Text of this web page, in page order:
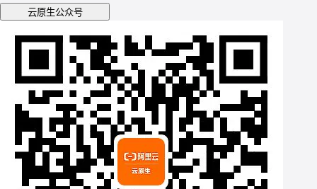
云原生公众号